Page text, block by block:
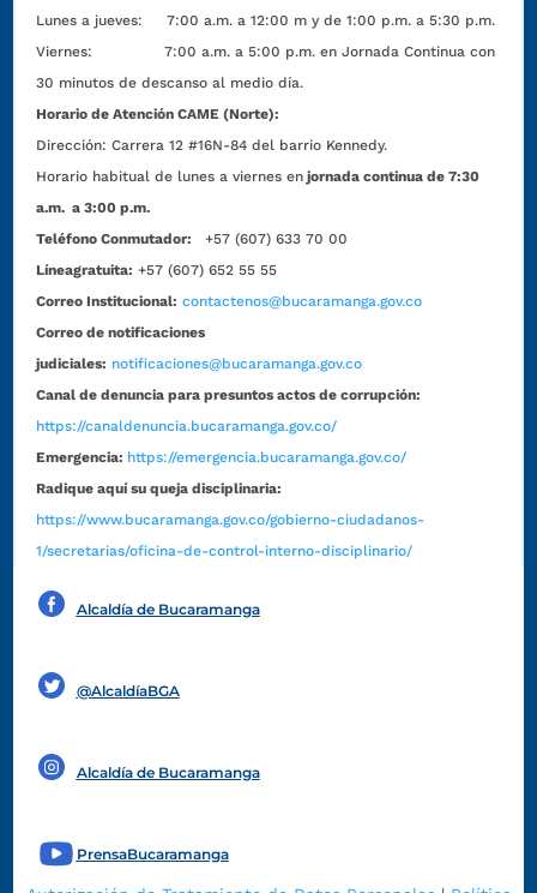
Lunes a jueves: 7:00 a.m. a 12:00 m y de 1:00 p.m. a 5:30 p.m.
Viernes: 7:00 a.m. a 5:00 p.m. en Jornada Continua con
30 minutos de descanso al medio día.
Horario de Atención CAME (Norte):
Dirección:Carrera 12 #16N-84 del barrio Kennedy.
Horario habitual de lunes a viernes en jornada continua de 7:30
a.m. a 3:00 p.m.
Teléfono Conmutador:
+57 (607) 633 70 00
Líneagratuita: +57 (607) 652 55 55
Correo Institucional: contactenos@bucaramanga.gov.co
Correo de notificaciones
judiciales: notificaciones@bucaramanga.gov.co
Canal de denuncia para presuntos actos de corrupción:
https://canaldenuncia.bucaramanga.gov.co/
Emergencia: https://emergencia.bucaramanga.gov.co/
Radique aquí su queja disciplinaria:
https://www.bucaramanga.gov.co/gobierno-ciudadanos-
1/secretarias/oficina-de-control-interno-disciplinario/
Alcaldía de Bucaramanga
@AlcaldíaBGA
Alcaldía de Bucaramanga
PrensaBucaramanga